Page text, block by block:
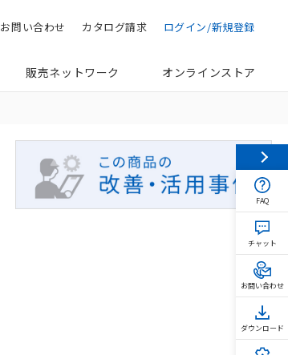
ログイン/新規登録
カタログ請求
お問い合わせ
販売ネットワーク オンラインストア
FAQ
チャット
お問い合わせ
ダウンロード